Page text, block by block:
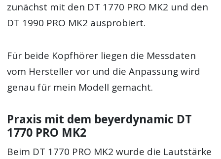
zunächst mit den DT 1770 PRO MK2 und den
DT 1990 PRO MK2 ausprobiert.
Für beide Kopfhörer liegen die Messdaten
vom Hersteller vor und die Anpassung wird
genau für mein Modell gemacht.
Praxis mit dem beyerdynamic DT
1770 PRO MK2
Beim DT 1770 PRO MK2 wurde die Lautstärke